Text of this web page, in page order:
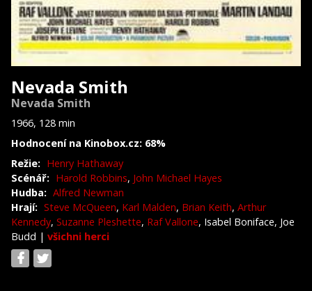
Nevada Smith
Nevada Smith
1966, 128 min
Hodnocení na Kinobox.cz: 68%
Režie: Henry Hathaway
Scénář: Harold Robbins, John Michael Hayes
Hudba: Alfred Newman
Hrají: Steve McQueen, Karl Malden, Brian Keith, Arthur
Kennedy, Suzanne Pleshette, Raf Vallone, Isabel Boniface, Joe
Budd | všichni herci